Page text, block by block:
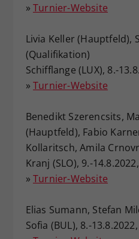
» Turnier-Website
Livia Keller (Hauptfeld),
(Qualifikation)
Schifflange (LUX), 8.-
» Turnier-Website
Benedikt Szerencsits,
(Hauptfeld), Fabio
Kollaritsch, Amila
Kranj (SLO), 9.-
» Turnier-Website
Elias Sumann, Stefan
Sofia (BUL), 8.-